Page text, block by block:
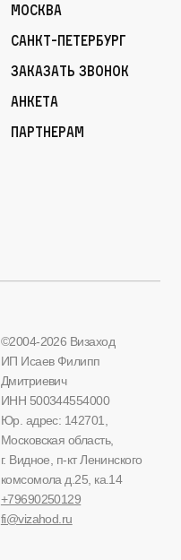
Москва
Санкт-Петербург
Заказать звонок
Анкета
Партнерам
©2004-2026 Визаход
ИП Исаев Филипп
Дмитриевич
ИНН 500344554000
Юр. адрес: 142701,
Московская область,
г. Видное, п-кт Ленинского
комсомола д.25, ка.14
+79690250129
fi@vizahod.ru